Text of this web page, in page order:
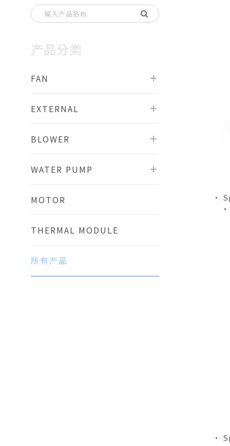
产品分类
FAN
EXTERNAL
BLOWER
WATER PUMP
MOTOR
THERMAL MODULE
所有产品
•
•